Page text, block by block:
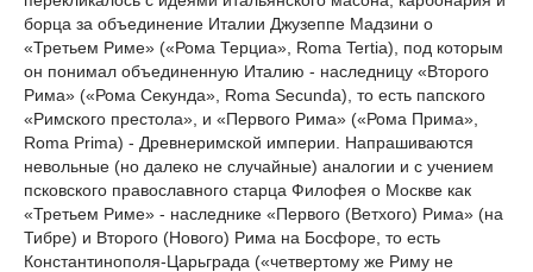
борца за объединение Италии Джузеппе Мадзини о
«Третьем Риме» («Рома Терциа», Roma Tertia), под которым
он понимал объединенную Италию - наследницу «Второго
Рима» («Рома Секунда», Roma Secunda), то есть папского
«Римского престола», и «Первого Рима» («Рома Прима»,
Roma Prima) - Древнеримской империи. Напрашиваются
невольные (но далеко не случайные) аналогии и с учением
псковского православного старца Филофея о Москве как
«Третьем Риме» - наследнике «Первого (Ветхого) Рима» (на
Тибре) и Второго (Нового) Рима на Босфоре, то есть
Константинополя-Царьграда («четвертому же Риму не